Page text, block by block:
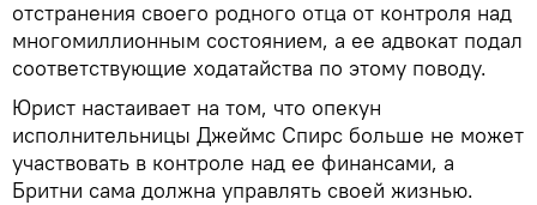
отстранения своего родного отца от контроля над
многомиллионным состоянием, а ее адвокат подал
соответствующие ходатайства по этому поводу.
Юрист настаивает на том, что опекун
исполнительницы Джеймс Спирс больше не может
участвовать в контроле над ее финансами, а
Бритни сама должна управлять своей жизнью.